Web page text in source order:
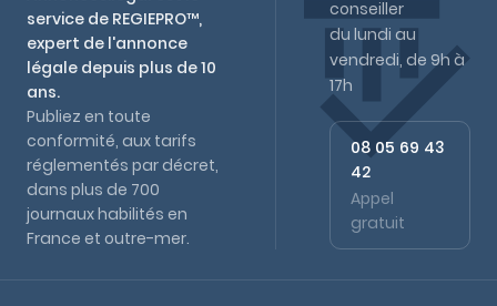
service de REGIEPRO™,
expert de l'annonce
légale depuis plus de 10
ans.
Publiez en toute
conformité, aux tarifs
réglementés par décret,
dans plus de 700
journaux habilités en
France et outre-mer.
conseiller
du lundi au
vendredi, de 9h à
17h
08 05 69 43
42
Appel
gratuit